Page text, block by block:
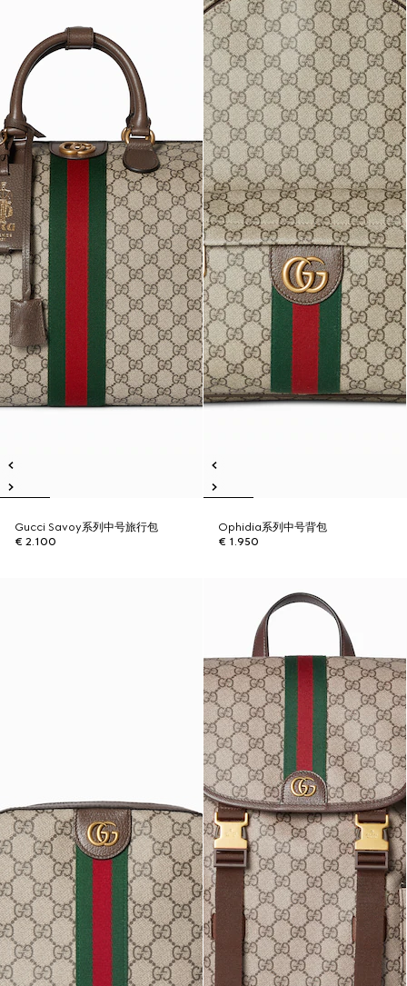
Gucci Savoy系列中号旅行包
€ 2.100
Ophidia系列中号背包
€ 1.950